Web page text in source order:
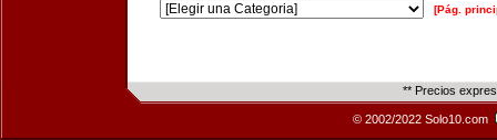
[Pág.
** Precios
© 2002/2022 Solo10.com